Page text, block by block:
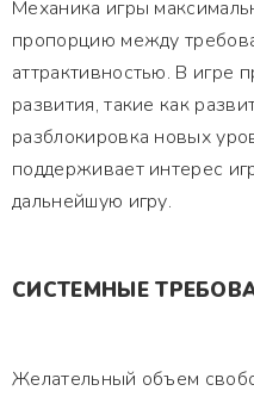
Механика игры
пропорцию между
аттрактивностью. В игре
развития, такие как
разблокировка новых
поддерживает интерес
дальнейшую игру.
СИСТЕМНЫЕ
Желательный объем